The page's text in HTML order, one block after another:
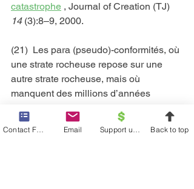
catastrophe , Journal of Creation (TJ)
14 (3):8–9, 2000.
(21)  Les para (pseudo)-conformités, où
une strate rocheuse repose sur une
autre strate rocheuse, mais où
manquent des millions d’années
le plan de contact est dépourvu de
toute érosion importante ; c’est à dire
Contact Form Email Back to top